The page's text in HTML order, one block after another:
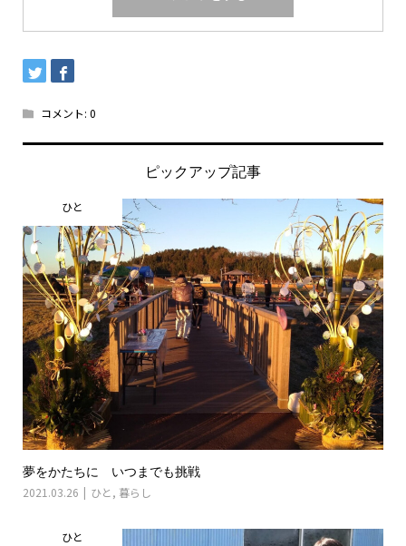
コメント: 0
ピックアップ記事
ひと
夢をかたちに いつまでも挑戦
2021.03.26 ひと , 暮らし
ひと